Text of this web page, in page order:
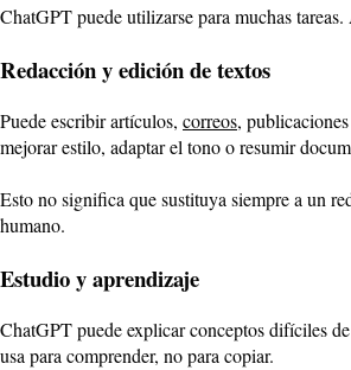
ChatGPT puede utilizarse para muchas
Redacción y edición de textos
Puede escribir artículos, correos,
mejorar estilo, adaptar el tono o resumir
Esto no significa que sustituya siempre a un
humano.
Estudio y aprendizaje
ChatGPT puede explicar conceptos difíciles
usa para comprender, no para copiar.